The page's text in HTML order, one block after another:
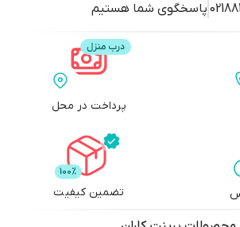
پاسخگوی شما هستیم
پرداخت در محل
تضمین کیفیت